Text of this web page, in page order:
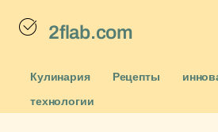
2flab.com
Кулинария Рецепты
технологии